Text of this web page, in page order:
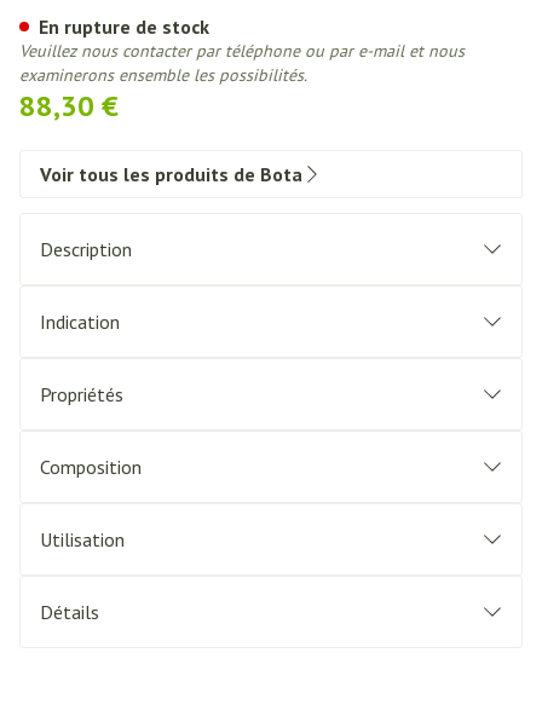
88,30 €
En rupture de stock
Veuillez nous contacter par téléphone ou par e-mail et nous
examinerons ensemble les possibilités.
Voir tous les produits de Bota
Description
Indication
Propriétés
Composition
Utilisation
Détails